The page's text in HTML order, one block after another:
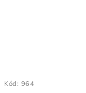
Kód: 964